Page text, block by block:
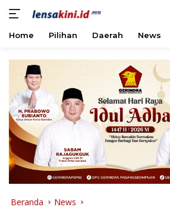
konten
Home Pilihan Daerah News
Beranda News